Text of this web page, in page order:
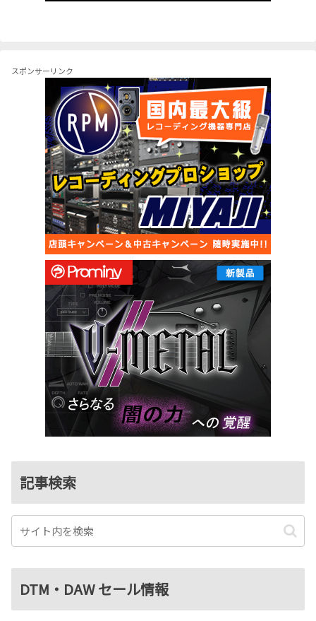
スポンサーリンク
記事検索
DTM・DAW セール情報